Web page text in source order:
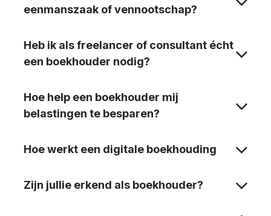
eenmanszaak of vennootschap?
Heb ik als freelancer of consultant écht
een boekhouder nodig?
Hoe help een boekhouder mij
belastingen te besparen?
Hoe werkt een digitale boekhouding
Zijn jullie erkend als boekhouder?